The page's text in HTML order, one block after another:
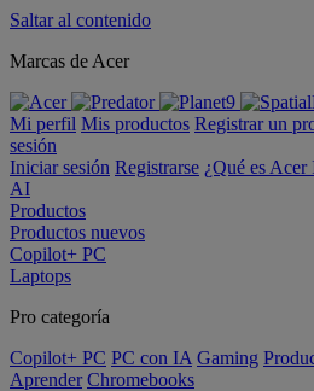
Saltar al contenido
Marcas de Acer
Mi perfil Mis productos Registrar un
sesión
Iniciar sesión Registrarse ¿Qué es Acer
AI
Productos
Productos nuevos
Copilot+ PC
Laptops
Pro categoría
Copilot+ PC PC con IA Gaming
Aprender Chromebooks